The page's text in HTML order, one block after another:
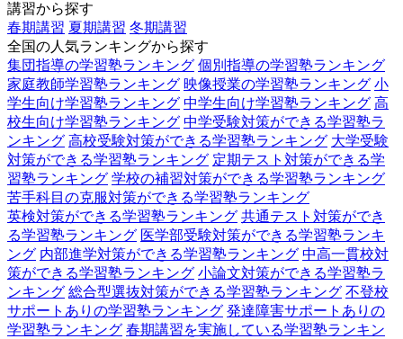
講習から探す
春期講習 夏期講習 冬期講習
全国の人気ランキングから探す
集団指導の学習塾ランキング 個別指導の学習塾ランキング
家庭教師学習塾ランキング 映像授業の学習塾ランキング 小
学生向け学習塾ランキング 中学生向け学習塾ランキング 高
校生向け学習塾ランキング 中学受験対策ができる学習塾ラ
ンキング 高校受験対策ができる学習塾ランキング 大学受験
対策ができる学習塾ランキング 定期テスト対策ができる学
習塾ランキング 学校の補習対策ができる学習塾ランキング
苦手科目の克服対策ができる学習塾ランキング
英検対策ができる学習塾ランキング 共通テスト対策ができ
る学習塾ランキング 医学部受験対策ができる学習塾ランキ
ング 内部進学対策ができる学習塾ランキング 中高一貫校対
策ができる学習塾ランキング 小論文対策ができる学習塾ラ
ンキング 総合型選抜対策ができる学習塾ランキング 不登校
サポートありの学習塾ランキング 発達障害サポートありの
学習塾ランキング 春期講習を実施している学習塾ランキン